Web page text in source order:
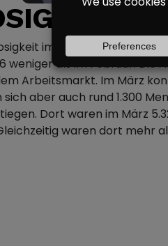
IN
im März leicht
weniger als im Februar.
Arbeitsmarkt. Im März
aber auch rund 1.300
Dort waren im März
waren dort mehr